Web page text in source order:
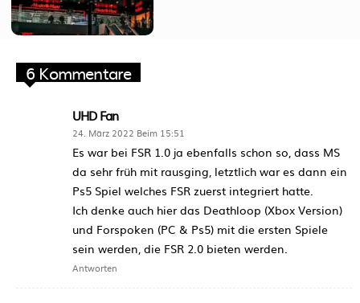
6 Kommentare
UHD Fan
24. März 2022 Beim 15:51
Es war bei FSR 1.0 ja ebenfalls schon so, dass MS
da sehr früh mit rausging, letztlich war es dann ein
Ps5 Spiel welches FSR zuerst integriert hatte.
Ich denke auch hier das Deathloop (Xbox Version)
und Forspoken (PC & Ps5) mit die ersten Spiele
sein werden, die FSR 2.0 bieten werden.
Antworten